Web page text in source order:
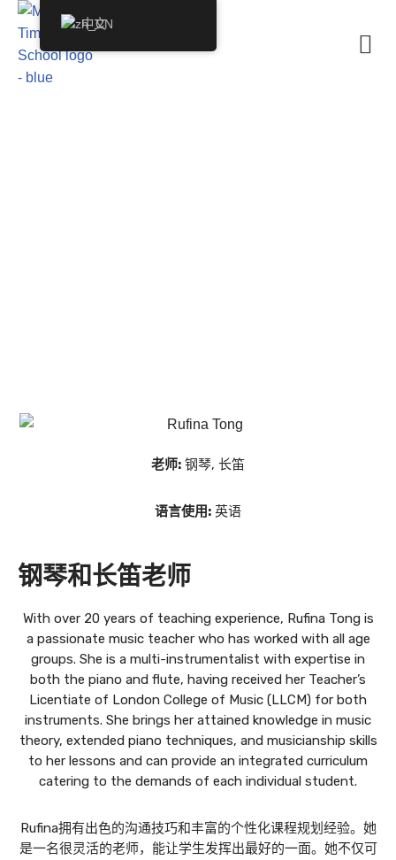
跳
至
老师: 钢琴, 长笛
语言使用: 英语
钢琴和长笛老师
With over 20 years of teaching experience, Rufina Tong is
a passionate music teacher who has worked with all age
groups. She is a multi-instrumentalist with expertise in
both the piano and flute, having received her Teacher’s
Licentiate of London College of Music (LLCM) for both
instruments. She brings her attained knowledge in music
theory, extended piano techniques, and musicianship skills
to her lessons and can provide an integrated curriculum
catering to the demands of each individual student.
Rufina拥有出色的沟通技巧和丰富的个性化课程规划经验。她
是一名很灵活的老师，能让学生发挥出最好的一面。她不仅可
中文